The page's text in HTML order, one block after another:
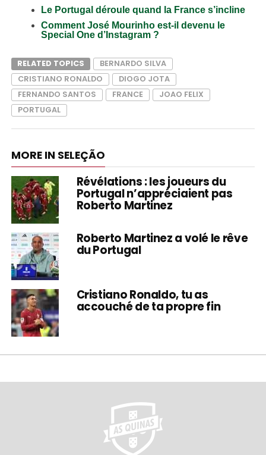
Le Portugal déroule quand la France s’incline
Comment José Mourinho est-il devenu le
Special One d’Instagram ?
RELATED TOPICS
BERNARDO SILVA
CRISTIANO RONALDO
DIOGO JOTA
FERNANDO SANTOS
FRANCE
JOAO FELIX
PORTUGAL
MORE IN SELEÇÃO
Révélations : les joueurs du
Portugal n’appréciaient pas
Roberto Martinez
Roberto Martinez a volé le rêve
du Portugal
Cristiano Ronaldo, tu as
accouché de ta propre fin